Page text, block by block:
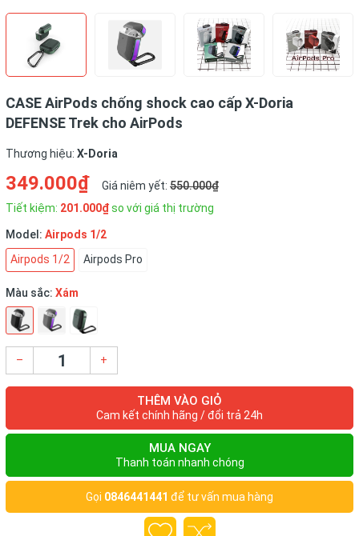
CASE AirPods chống shock cao cấp X-Doria
DEFENSE Trek cho AirPods
Thương hiệu: X-Doria
349.000₫ Giá niêm yết: 550.000₫
Tiết kiệm: 201.000₫so với giá thị trường
Model: Airpods 1/2
Airpods 1/2
Airpods Pro
Màu sắc: Xám
– +
THÊM VÀO GIỎ
Cam kết chính hãng / đổi trả 24h
MUA NGAY
Thanh toán nhanh chóng
Gọi 0846441441 để tư vấn mua hàng